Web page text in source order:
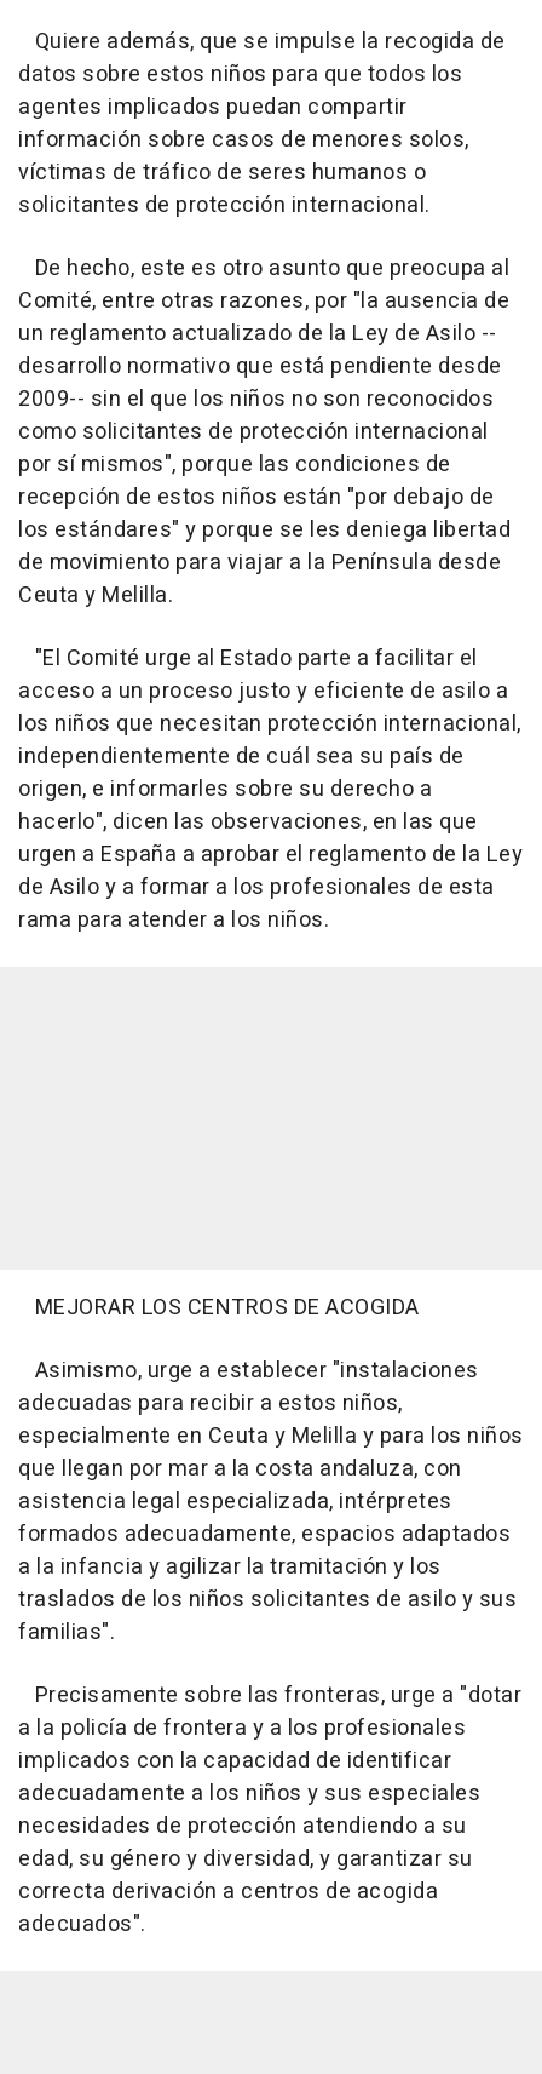
Quiere además, que se impulse la recogida de
datos sobre estos niños para que todos los
agentes implicados puedan compartir
información sobre casos de menores solos,
víctimas de tráfico de seres humanos o
solicitantes de protección internacional.
De hecho, este es otro asunto que preocupa al
Comité, entre otras razones, por "la ausencia de
un reglamento actualizado de la Ley de Asilo --
desarrollo normativo que está pendiente desde
2009-- sin el que los niños no son reconocidos
como solicitantes de protección internacional
por sí mismos", porque las condiciones de
recepción de estos niños están "por debajo de
los estándares" y porque se les deniega libertad
de movimiento para viajar a la Península desde
Ceuta y Melilla.
"El Comité urge al Estado parte a facilitar el
acceso a un proceso justo y eficiente de asilo a
los niños que necesitan protección internacional,
independientemente de cuál sea su país de
origen, e informarles sobre su derecho a
hacerlo", dicen las observaciones, en las que
urgen a España a aprobar el reglamento de la Ley
de Asilo y a formar a los profesionales de esta
rama para atender a los niños.
MEJORAR LOS CENTROS DE ACOGIDA
Asimismo, urge a establecer "instalaciones
adecuadas para recibir a estos niños,
especialmente en Ceuta y Melilla y para los niños
que llegan por mar a la costa andaluza, con
asistencia legal especializada, intérpretes
formados adecuadamente, espacios adaptados
a la infancia y agilizar la tramitación y los
traslados de los niños solicitantes de asilo y sus
familias".
Precisamente sobre las fronteras, urge a "dotar
a la policía de frontera y a los profesionales
implicados con la capacidad de identificar
adecuadamente a los niños y sus especiales
necesidades de protección atendiendo a su
edad, su género y diversidad, y garantizar su
correcta derivación a centros de acogida
adecuados".